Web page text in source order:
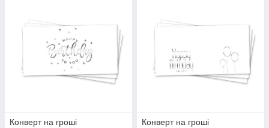
Конверт на гроші
Конверт на гроші